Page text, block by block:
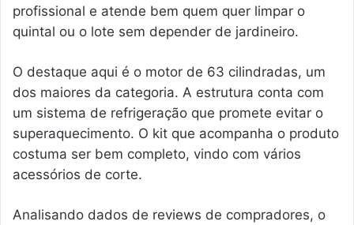
profissional e atende bem quem quer limpar o
quintal ou o lote sem depender de jardineiro.
O destaque aqui é o motor de 63 cilindradas, um
dos maiores da categoria. A estrutura conta com
um sistema de refrigeração que promete evitar o
superaquecimento. O kit que acompanha o produto
costuma ser bem completo, vindo com vários
acessórios de corte.
Analisando dados de reviews de compradores, o